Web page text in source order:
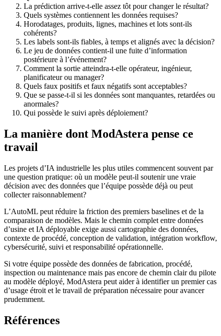
La prédiction arrive-t-elle assez tôt pour changer le résultat?
Quels systèmes contiennent les données requises?
Horodatages, produits, lignes, machines et lots sont-ils
cohérents?
Les labels sont-ils fiables, à temps et alignés avec la décision?
Le jeu de données contient-il une fuite d’information
postérieure à l’événement?
Comment la sortie atteindra-t-elle opérateur, ingénieur,
planificateur ou manager?
Quels faux positifs et faux négatifs sont acceptables?
Que se passe-t-il si les données sont manquantes, retardées ou
anormales?
Qui possède le suivi après déploiement?
La manière dont ModAstera pense ce
travail
Les projets d’IA industrielle les plus utiles commencent souvent par
une question pratique: où un modèle peut-il soutenir une vraie
décision avec des données que l’équipe possède déjà ou peut
collecter raisonnablement?
L’AutoML peut réduire la friction des premiers baselines et de la
comparaison de modèles. Mais le chemin complet entre données
d’usine et IA déployable exige aussi cartographie des données,
contexte de procédé, conception de validation, intégration workflow,
cybersécurité, suivi et responsabilité opérationnelle.
Si votre équipe possède des données de fabrication, procédé,
inspection ou maintenance mais pas encore de chemin clair du pilote
au modèle déployé, ModAstera peut aider à identifier un premier cas
d’usage étroit et le travail de préparation nécessaire pour avancer
prudemment.
Références